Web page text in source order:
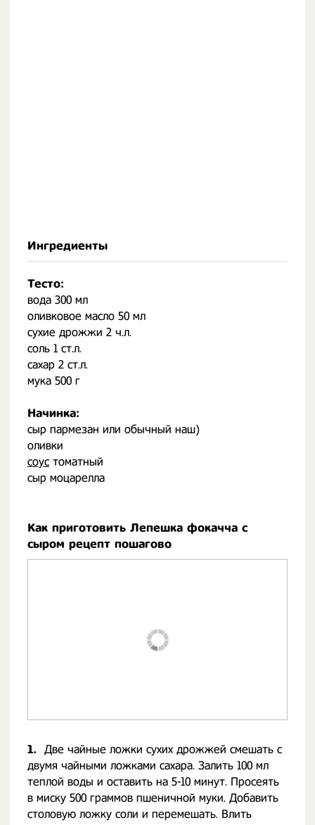
Ингредиенты
Тесто:
вода 300 мл
оливковое масло 50 мл
сухие дрожжи 2 ч.л.
соль 1 ст.л.
сахар 2 ст.л.
мука 500 г
Начинка:
сыр пармезан или обычный наш)
оливки
соус томатный
сыр моцарелла
Как приготовить Лепешка фокачча с
сыром рецепт пошагово
1. Две чайные ложки сухих дрожжей смешать с
двумя чайными ложками сахара. Залить 100 мл
теплой воды и оставить на 5-10 минут. Просеять
в миску 500 граммов пшеничной муки. Добавить
столовую ложку соли и перемешать. Влить